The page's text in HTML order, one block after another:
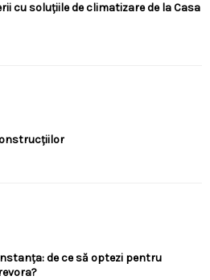
cu soluțiile de climatizare de la Casa
de ce să optezi pentru